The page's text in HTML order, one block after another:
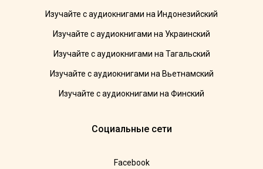
Изучайте с аудиокнигами на Индонезийский
Изучайте с аудиокнигами на Украинский
Изучайте с аудиокнигами на Тагальский
Изучайте с аудиокнигами на Вьетнамский
Изучайте с аудиокнигами на Финский
Социальные сети
Facebook